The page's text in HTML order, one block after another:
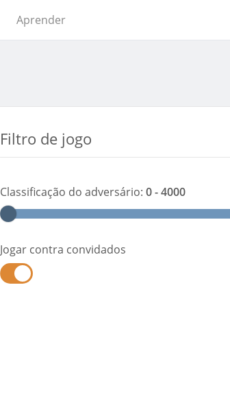
Aprender
Filtro de jogo
Classificação do adversário: 0 - 4000
Jogar contra convidados